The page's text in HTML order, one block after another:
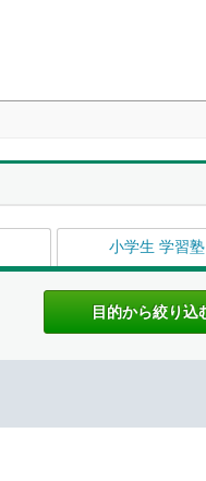
小学生 学習塾